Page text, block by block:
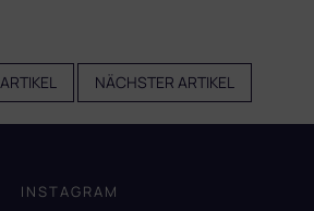
NÄCHSTER ARTIKEL
INSTAGRAM